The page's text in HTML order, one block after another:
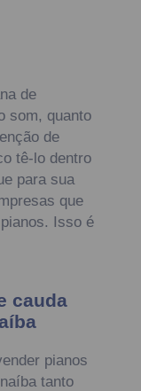
de
som, quanto
de
tê-lo dentro
para sua
que
Isso é
cauda
pianos
tanto